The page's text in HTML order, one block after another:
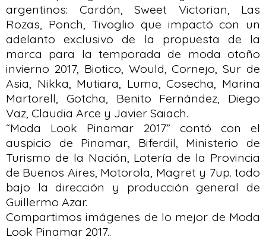
argentinos: Cardón, Sweet Victorian, Las
Rozas, Ponch, Tivoglio que impactó con un
adelanto exclusivo de la propuesta de la
marca para la temporada de moda otoño
invierno 2017, Biotico, Would, Cornejo, Sur de
Asia, Nikka, Mutiara, Luma, Cosecha, Marina
Martorell, Gotcha, Benito Fernández, Diego
Vaz, Claudia Arce y Javier Saiach.
“Moda Look Pinamar 2017” contó con el
auspicio de Pinamar, Biferdil, Ministerio de
Turismo de la Nación, Lotería de la Provincia
de Buenos Aires, Motorola, Magret y 7up. todo
bajo la dirección y producción general de
Guillermo Azar.
Compartimos imágenes de lo mejor de Moda
Look Pinamar 2017..